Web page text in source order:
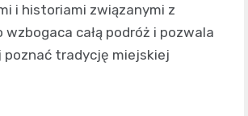
i historiami związanymi z
wzbogaca całą podróż i pozwala
poznać tradycję miejskiej